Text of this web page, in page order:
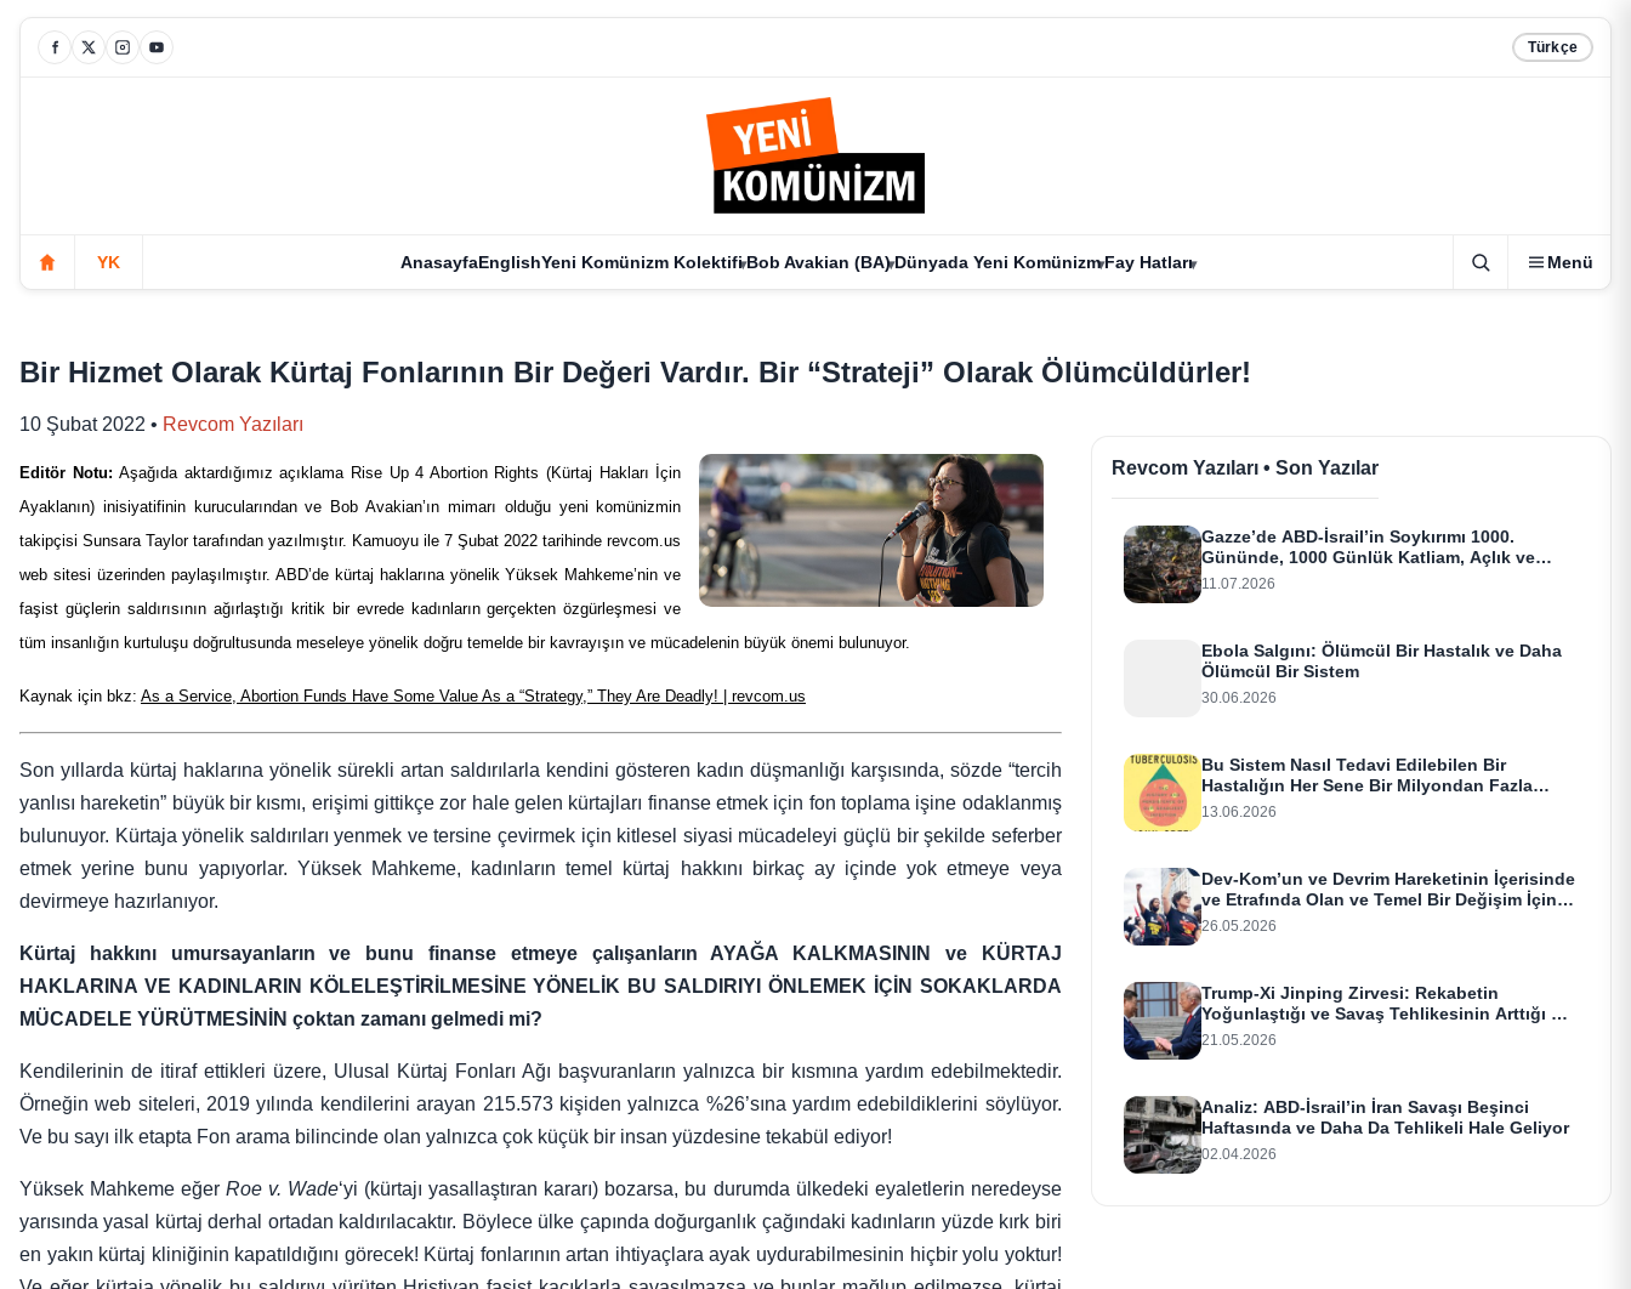
Türkçe
YK AnasayfaEnglishYeni Komünizm KolektifiBob Avakian (BA)Dünyada Yeni KomünizmFay Hatları Menü
Bir Hizmet Olarak Kürtaj Fonlarının Bir Değeri Vardır. Bir “Strateji” Olarak Ölümcüldürler!
10 Şubat 2022 • Revcom Yazıları
Editör Notu:Aşağıda aktardığımız açıklama Rise Up 4 Abortion Rights (Kürtaj Hakları İçin
Ayaklanın) inisiyatifinin kurucularından ve Bob Avakian’ın mimarı olduğu yeni komünizmin
takipçisi Sunsara Taylor tarafından yazılmıştır. Kamuoyu ile 7 Şubat 2022 tarihinde revcom.us
web sitesi üzerinden paylaşılmıştır. ABD’de kürtaj haklarına yönelik Yüksek Mahkeme’nin ve
faşist güçlerin saldırısının ağırlaştığı kritik bir evrede kadınların gerçekten özgürleşmesi ve
tüm insanlığın kurtuluşu doğrultusunda meseleye yönelik doğru temelde bir kavrayışın ve mücadelenin büyük önemi bulunuyor.
Kaynak için bkz: As a Service, Abortion Funds Have Some Value As a “Strategy,” They Are Deadly! | revcom.us
Son yıllarda kürtaj haklarına yönelik sürekli artan saldırılarla kendini gösteren kadın düşmanlığı karşısında, sözde “tercih
yanlısı hareketin” büyük bir kısmı, erişimi gittikçe zor hale gelen kürtajları finanse etmek için fon toplama işine odaklanmış
bulunuyor. Kürtaja yönelik saldırıları yenmek ve tersine çevirmek için kitlesel siyasi mücadeleyi güçlü bir şekilde seferber
etmek yerine bunu yapıyorlar. Yüksek Mahkeme, kadınların temel kürtaj hakkını birkaç ay içinde yok etmeye veya
devirmeye hazırlanıyor.
Kürtaj hakkını umursayanların ve bunu finanse etmeye çalışanların AYAĞA KALKMASININ ve KÜRTAJ
HAKLARINA VE KADINLARIN KÖLELEŞTİRİLMESİNE YÖNELİK BU SALDIRIYI ÖNLEMEK İÇİN SOKAKLARDA
MÜCADELE YÜRÜTMESİNİN çoktan zamanı gelmedi mi?
Kendilerinin de itiraf ettikleri üzere, Ulusal Kürtaj Fonları Ağı başvuranların yalnızca bir kısmına yardım edebilmektedir.
Örneğin web siteleri, 2019 yılında kendilerini arayan 215.573 kişiden yalnızca %26’sına yardım edebildiklerini söylüyor.
Ve bu sayı ilk etapta Fon arama bilincinde olan yalnızca çok küçük bir insan yüzdesine tekabül ediyor!
Yüksek Mahkeme eğerRoe v. Wade‘yi (kürtajı yasallaştıran kararı) bozarsa, bu durumda ülkedeki eyaletlerin neredeyse
yarısında yasal kürtaj derhal ortadan kaldırılacaktır. Böylece ülke çapında doğurganlık çağındaki kadınların yüzde kırk biri
en yakın kürtaj kliniğinin kapatıldığını görecek! Kürtaj fonlarının artan ihtiyaçlara ayak uydurabilmesinin hiçbir yolu yoktur!
Revcom Yazıları • Son Yazılar
Gazze’de ABD-İsrail’in Soykırımı 1000.
Gününde, 1000 Günlük Katliam, Açlık ve
Terör
11.07.2026
Ebola Salgını: Ölümcül Bir Hastalık ve Daha
Ölümcül Bir Sistem
30.06.2026
Bu Sistem Nasıl Tedavi Edilebilen Bir
Hastalığın Her Sene Bir Milyondan Fazla
İnsanı Öldürmesine İzin Veriyor
13.06.2026
Dev-Kom’un ve Devrim Hareketinin İçerisinde
ve Etrafında Olan ve Temel Bir Değişim İçin
Aç Olan Herkes İçin
26.05.2026
Trump-Xi Jinping Zirvesi: Rekabetin
Yoğunlaştığı ve Savaş Tehlikesinin Arttığı Bir
Dönemde Yüksek Riskli Diplomasi
21.05.2026
Analiz: ABD-İsrail’in İran Savaşı Beşinci
Haftasında ve Daha Da Tehlikeli Hale Geliyor
02.04.2026